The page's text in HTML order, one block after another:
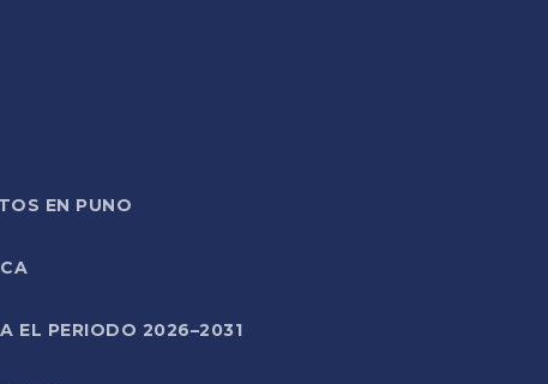
EN PUNO
EL PERIODO 2026–2031